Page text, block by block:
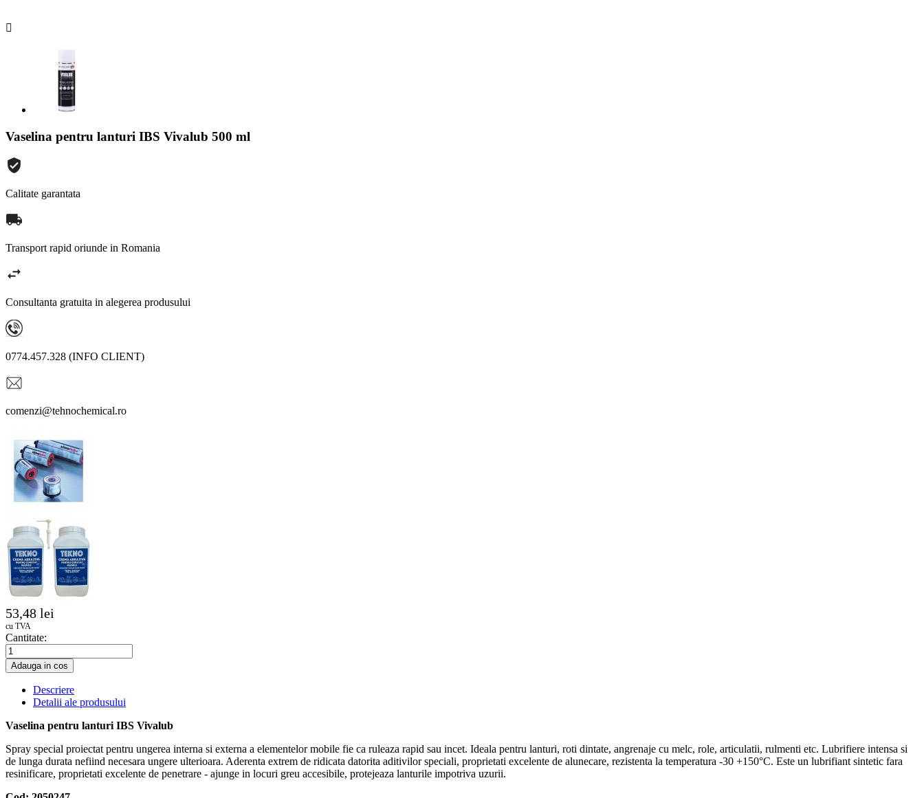

Vaselina pentru lanturi IBS Vivalub 500 ml
Calitate garantata
Transport rapid oriunde in Romania
Consultanta gratuita in alegerea produsului
0774.457.328 (INFO CLIENT)
comenzi@tehnochemical.ro
53,48 lei
cu TVA
Cantitate:
Adauga in cos
Descriere
Detalii ale produsului
Vaselina pentru lanturi IBS Vivalub
Spray special proiectat pentru ungerea interna si externa a elementelor mobile fie ca ruleaza rapid sau incet. Ideala pentru lanturi, roti dintate, angrenaje cu melc, role, articulatii, rulmenti etc. Lubrifiere intensa si
de lunga durata nefiind necesara ungere ulterioara. Aderenta extrem de ridicata datorita aditivilor speciali, proprietati excelente de alunecare, rezistenta la temperatura -30 +150°C. Este un lubrifiant sintetic fara
resinificare, proprietati excelente de penetrare - ajunge in locuri greu accesibile, protejeaza lanturile impotriva uzurii.